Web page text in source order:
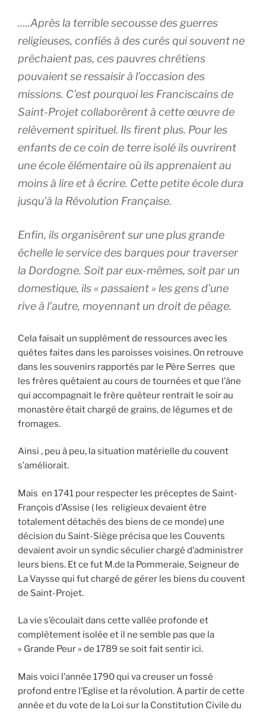
…..Après la terrible secousse des guerres
religieuses, confiés à des curés qui souvent ne
prêchaient pas, ces pauvres chrétiens
pouvaient se ressaisir à l’occasion des
missions. C’est pourquoi les Franciscains de
Saint-Projet collaborèrent à cette œuvre de
relèvement spirituel. Ils firent plus. Pour les
enfants de ce coin de terre isolé ils ouvrirent
une école élémentaire où ils apprenaient au
moins à lire et à écrire. Cette petite école dura
jusqu’à la Révolution Française.
Enfin, ils organisèrent sur une plus grande
échelle le service des barques pour traverser
la Dordogne. Soit par eux-mêmes, soit par un
domestique, ils « passaient » les gens d’une
rive à l’autre, moyennant un droit de péage.
Cela faisait un supplément de ressources avec les
quêtes faites dans les paroisses voisines. On retrouve
dans les souvenirs rapportés par le Père Serres que
les frères quêtaient au cours de tournées et que l’âne
qui accompagnait le frère quêteur rentrait le soir au
monastère était chargé de grains, de légumes et de
fromages.
Ainsi , peu à peu, la situation matérielle du couvent
s’améliorait.
Mais en 1741 pour respecter les préceptes de Saint-
François d’Assise ( les religieux devaient être
totalement détachés des biens de ce monde) une
décision du Saint-Siège précisa que les Couvents
devaient avoir un syndic séculier chargé d’administrer
leurs biens. Et ce fut M.de la Pommeraie, Seigneur de
La Vaysse qui fut chargé de gérer les biens du couvent
de Saint-Projet.
La vie s’écoulait dans cette vallée profonde et
complètement isolée et il ne semble pas que la
« Grande Peur » de 1789 se soit fait sentir ici.
Mais voici l’année 1790 qui va creuser un fossé
profond entre l’Eglise et la révolution. A partir de cette
année et du vote de la Loi sur la Constitution Civile du